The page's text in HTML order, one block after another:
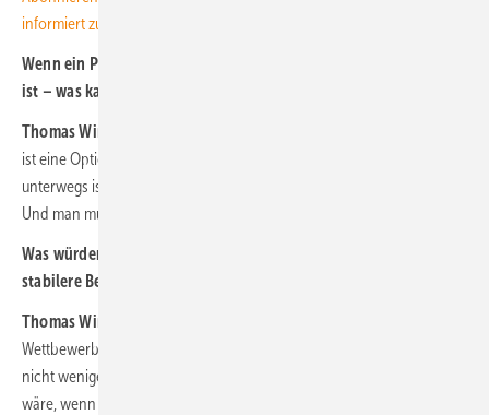
informiert zu sein.
Wenn ein Projekt nach dem Zuschlag nicht mehr wirtschaftlich
ist – was kann man tun?
Thomas Winkler:
ist eine Option. Man kann schauen, wer in der Region noch
unterwegs ist und mit wem man sich einen Netzanschluss teilen kann.
Und man muss die Pacht nachverhandeln.
Was würden Sie sich wünschen, um den Windbereich wieder auf
stabilere Beine zu stellen?
Thomas Winkler:
Wettbewerbs das ist volkswirtschaftlich erst einmal gewollt. Ich will
nicht weniger Ausbau sehen. Was uns aber wirklich helfen würde,
wäre, wenn die Bundesregierung das Ausschreibungsvolumen